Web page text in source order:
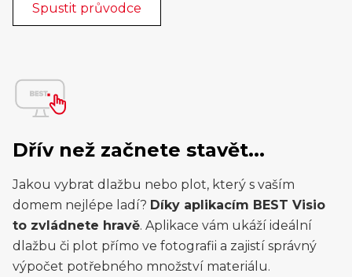
Spustit průvodce
Dřív než začnete stavět...
Jakou vybrat dlažbu nebo plot, který s vaším
domem nejlépe ladí? Díky aplikacím BEST Visio
to zvládnete hravě. Aplikace vám ukáží ideální
dlažbu či plot přímo ve fotografii a zajistí správný
výpočet potřebného množství materiálu.